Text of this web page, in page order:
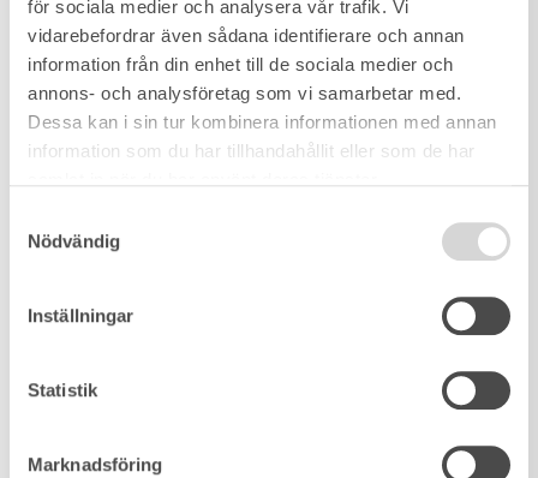
för sociala medier och analysera vår trafik. Vi
vidarebefordrar även sådana identifierare och annan
information från din enhet till de sociala medier och
annons- och analysföretag som vi samarbetar med.
Dessa kan i sin tur kombinera informationen med annan
information som du har tillhandahållit eller som de har
Nödvändig
Inställningar
Statistik
Marknadsföring
754 kvm/ 5 rum